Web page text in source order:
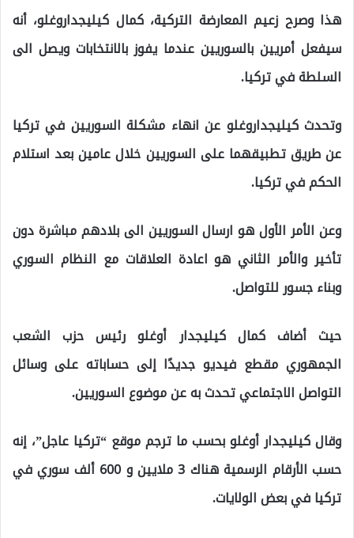
هذا وصرح زعيم المعارضة التركية، كمال كيليجداروغلو، أنه
سيفعل أمريين بالسوريين عندما يفوز بالانتخابات ويصل الى
السلطة في تركيا.
وتحدث كيليجداروغلو عن انهاء مشكلة السوريين في تركيا
عن طريق تطبيقهما على السوريين خلال عامين بعد استلام
الحكم في تركيا.
وعن الأمر الأول هو ارسال السوريين الى بلادهم مباشرة دون
تأخير والأمر الثاني هو اعادة العلاقات مع النظام السوري
وبناء جسور للتواصل.
حيث أضاف كمال كيليجدار أوغلو رئيس حزب الشعب
الجمهوري مقطع فيديو جديدًا إلى حساباته على وسائل
التواصل الاجتماعي تحدث به عن موضوع السوريين.
وقال كيليجدار أوغلو بحسب ما ترجم موقع “تركيا عاجل”، إنه
حسب الأرقام الرسمية هناك 3 ملايين و 600 ألف سوري في
تركيا في بعض الولايات.